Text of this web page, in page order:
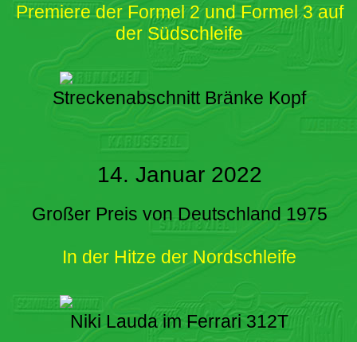
Premiere der Formel 2 und Formel 3 auf
der Südschleife
Streckenabschnitt Bränke Kopf
14. Januar 2022
Großer Preis von Deutschland 1975
In der Hitze der Nordschleife
Niki Lauda im Ferrari 312T